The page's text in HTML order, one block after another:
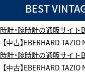
A B
アキュレイトフ
BEST
ブランド一
BEST
時計・腕時計の通販サイト
【中古】EBERHARD
時計・腕時計の通販サイト
【中古】EBERHARD